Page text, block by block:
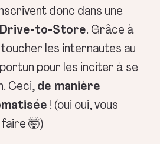
donc dans une
Drive-to-Store. Grâce à
toucher les internautes au
pour les inciter à se
Ceci, de manière
! (oui oui, vous
faire 🤯)